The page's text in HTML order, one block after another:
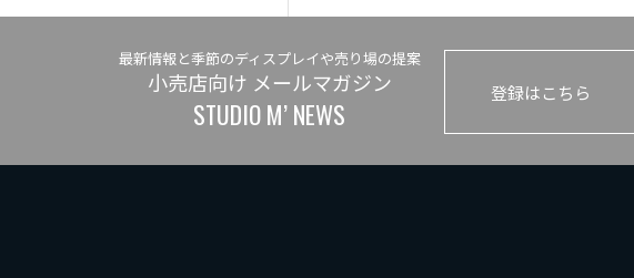
最新情報と季節のディスプレイや売り場の提案
小売店向け メールマガジン
STUDIO M’ NEWS
登録はこちら